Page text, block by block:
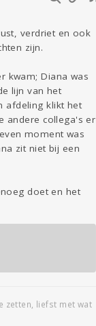
verdriet en ook
zijn.
kwam; Diana was
lijn van het
afdeling klikt het
andere collega's er
moment was
zit niet bij een
doet en het
zetten, liefst met wat